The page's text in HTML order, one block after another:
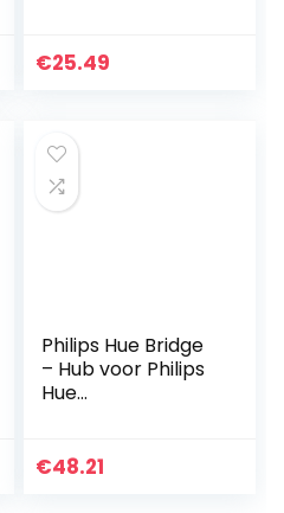
Duurzame LED
€25.49
Philips Hue Bridge
– Hub voor Philips
Hue
Controle over tot
€48.21